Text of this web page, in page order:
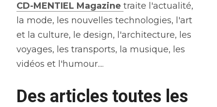
CD-MENTIEL Magazine traite l'actualité,
la mode, les nouvelles technologies, l'art
et la culture, le design, l'architecture, les
voyages, les transports, la musique, les
vidéos et l'humour....
Des articles toutes les